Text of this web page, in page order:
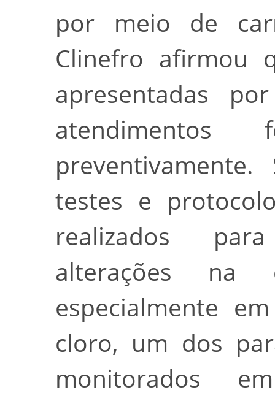
por meio de
Clinefro afirmou
apresentadas
atendimentos
testes e
realizados
alterações na
especialmente
cloro, um dos
monitorados